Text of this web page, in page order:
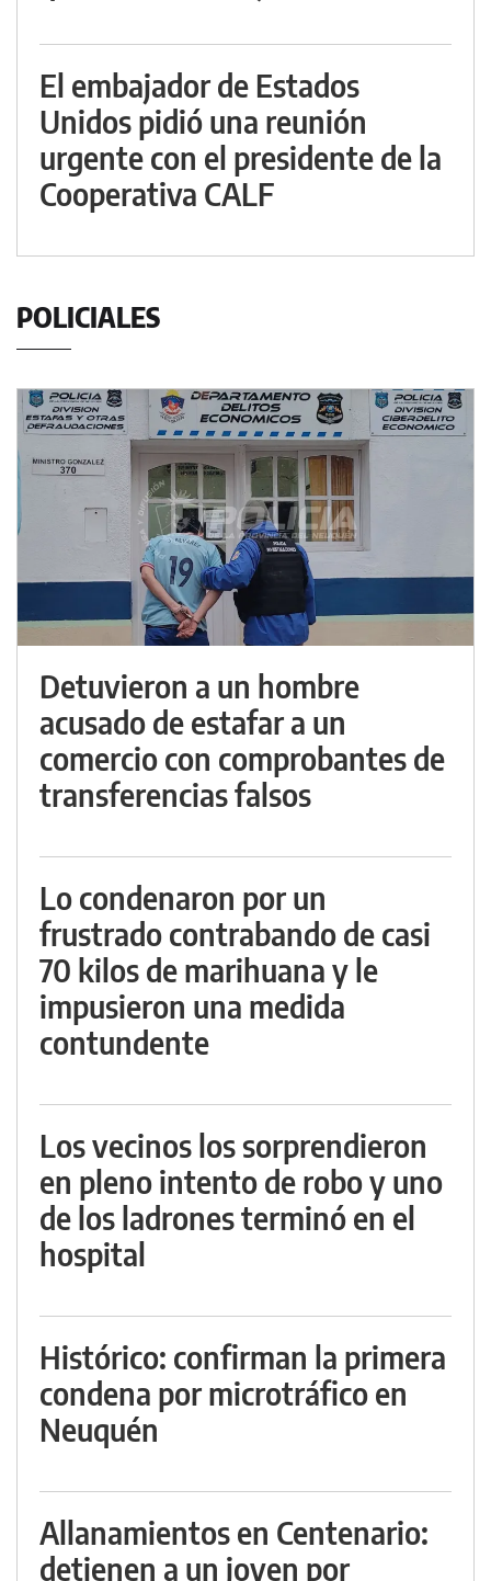
El embajador de Estados
Unidos pidió una reunión
urgente con el presidente de la
Cooperativa CALF
POLICIALES
Detuvieron a un hombre
acusado de estafar a un
comercio con comprobantes de
transferencias falsos
Lo condenaron por un
frustrado contrabando de casi
70 kilos de marihuana y le
impusieron una medida
contundente
Los vecinos los sorprendieron
en pleno intento de robo y uno
de los ladrones terminó en el
hospital
Histórico: confirman la primera
condena por microtráfico en
Neuquén
Allanamientos en Centenario:
detienen a un joven por